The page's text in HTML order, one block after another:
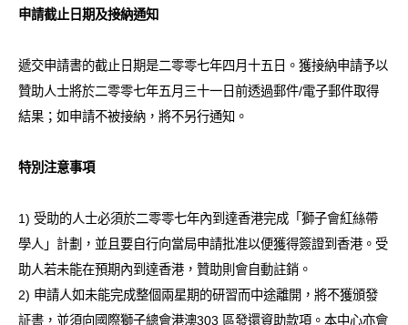
申請截止日期及接納通知
遞交申請書的截止日期是二零零七年四月十五日。獲接納申請予以
贊助人士將於二零零七年五月三十一日前透過郵件/電子郵件取得
結果；如申請不被接納，將不另行通知。
特別注意事項
1) 受助的人士必須於二零零七年內到達香港完成「獅子會紅絲帶
學人」計劃，並且要自行向當局申請批准以便獲得簽證到香港。受
助人若未能在預期內到達香港，贊助則會自動註銷。
2) 申請人如未能完成整個兩星期的研習而中途離開，將不獲頒發
証書，並須向國際獅子總會港澳303 區發還資助款項。本中心亦會